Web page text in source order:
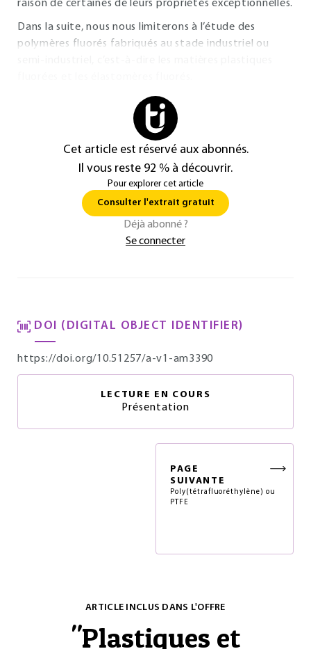
raison de certaines de leurs propriétés exceptionnelles.
Dans la suite, nous nous limiterons à l’étude des
polymères fluorés fabriqués au stade industriel ou
Cet article est réservé aux abonnés.
Il vous reste 92 % à découvrir.
Pour explorer cet article
Consulter l'extrait gratuit
Déjà abonné ?
Se connecter
DOI (DIGITAL OBJECT IDENTIFIER)
https://doi.org/10.51257/a-v1-am3390
LECTURE EN COURS
Présentation
PAGE
SUIVANTE
Poly(tétrafluoréthylène) ou
PTFE
ARTICLE INCLUS DANS L'OFFRE
"Plastiques et